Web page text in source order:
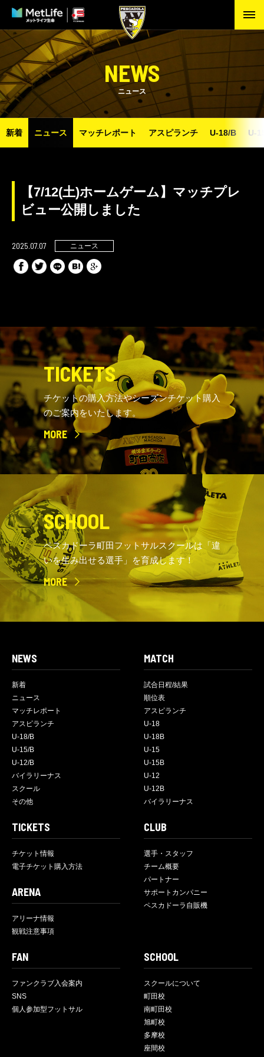
NEWS
ニュース
新着 ニュース マッチレポート アスピランチ U-18/B U-
【7/12(土)ホームゲーム】マッチプレ
ビュー公開しました
2025.07.07 ニュース
TICKETS
チケットの購入方法やシーズンチケット購入
のご案内をいたします。
MORE
SCHOOL
ペスカドーラ町田フットサルスクールは「違
いを生み出せる選手」を育成します！
MORE
NEWS
新着
ニュース
マッチレポート
アスピランチ
U-18/B
U-15/B
U-12/B
バイラリーナス
スクール
その他
MATCH
試合日程/結果
順位表
アスピランチ
U-18
U-18B
U-15
U-15B
U-12
U-12B
バイラリーナス
TICKETS
チケット情報
電子チケット購入方法
ARENA
アリーナ情報
観戦注意事項
CLUB
選手・スタッフ
チーム概要
パートナー
サポートカンパニー
ペスカドーラ自販機
FAN
ファンクラブ入会案内
SNS
個人参加型フットサル
SCHOOL
スクールについて
町田校
南町田校
旭町校
多摩校
座間校